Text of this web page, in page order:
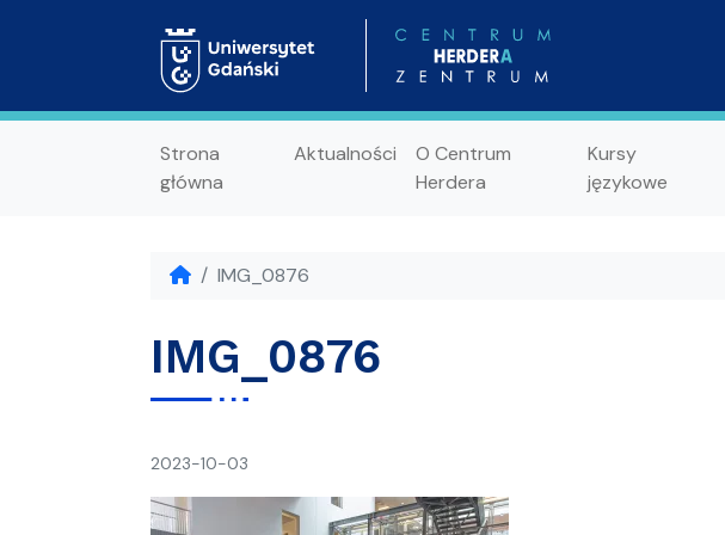
Strona
główna
Aktualności
O Centrum
Herdera
Kursy
językowe
IMG_0876
IMG_0876
2023-10-03